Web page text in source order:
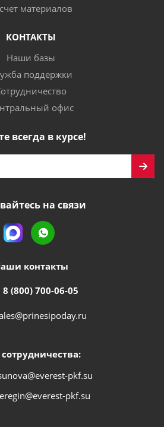
материалов
КОНТАКТЫ
Наши базы
поддержки
офис
всегда в курсе!
на связи
контакты
8 (800) 700-06-05
pkf.su
pkf.su